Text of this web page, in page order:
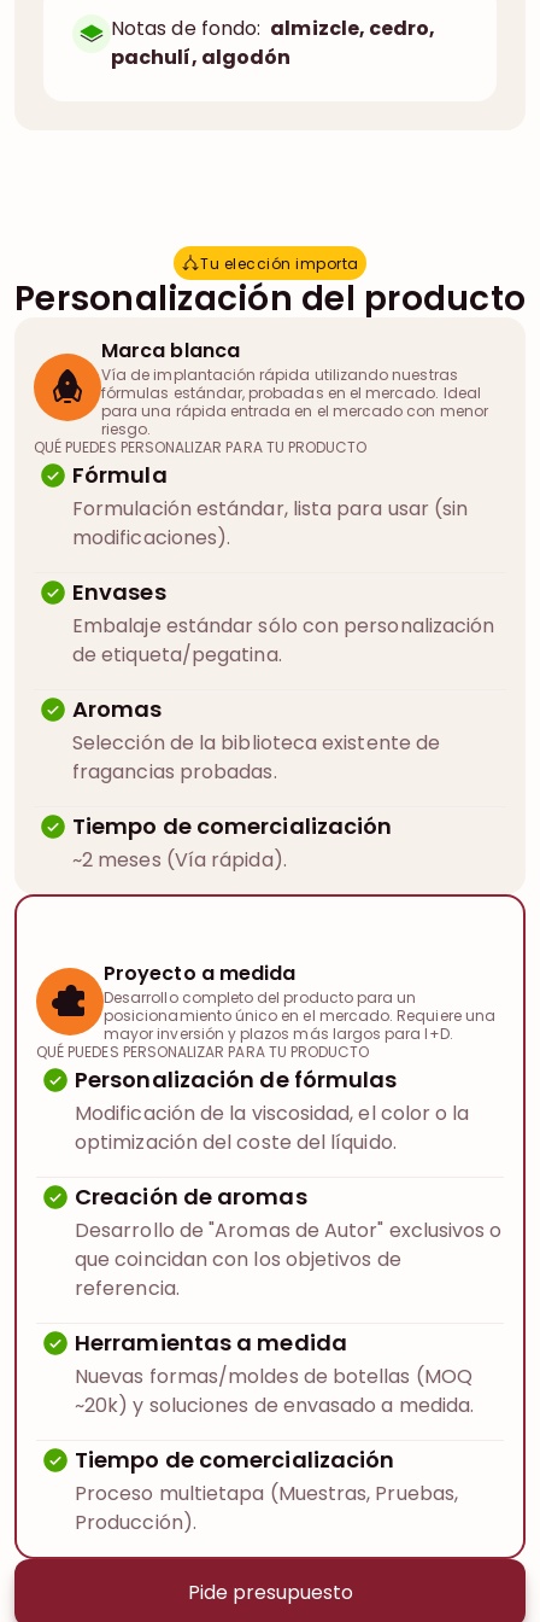
Notas de fondo: almizcle, cedro,
pachulí, algodón
Tu elección importa
Tu elección importa
Personalización del producto
Marca blanca
Vía de implantación rápida utilizando nuestras
fórmulas estándar, probadas en el mercado. Ideal
para una rápida entrada en el mercado con menor
riesgo.
QUÉ PUEDES PERSONALIZAR PARA TU PRODUCTO
Fórmula
Formulación estándar, lista para usar (sin
modificaciones).
Envases
Embalaje estándar sólo con personalización
de etiqueta/pegatina.
Aromas
Selección de la biblioteca existente de
fragancias probadas.
Tiempo de comercialización
~2 meses (Vía rápida).
Proyecto a medida
Desarrollo completo del producto para un
posicionamiento único en el mercado. Requiere una
mayor inversión y plazos más largos para I+D.
QUÉ PUEDES PERSONALIZAR PARA TU PRODUCTO
Personalización de fórmulas
Modificación de la viscosidad, el color o la
optimización del coste del líquido.
Creación de aromas
Desarrollo de "Aromas de Autor" exclusivos o
que coincidan con los objetivos de
referencia.
Herramientas a medida
Nuevas formas/moldes de botellas (MOQ
~20k) y soluciones de envasado a medida.
Tiempo de comercialización
Proceso multietapa (Muestras, Pruebas,
Producción).
Pide presupuesto